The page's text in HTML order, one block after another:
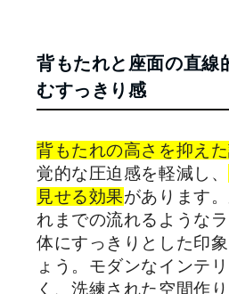
背もたれと座面の直線
むすっきり感
背もたれの高さを抑え
覚的な圧迫感を軽減し、
見せる効果があります
れまでの流れるような
体にすっきりとした印
ょう。モダンなインテ
く、洗練された空間作